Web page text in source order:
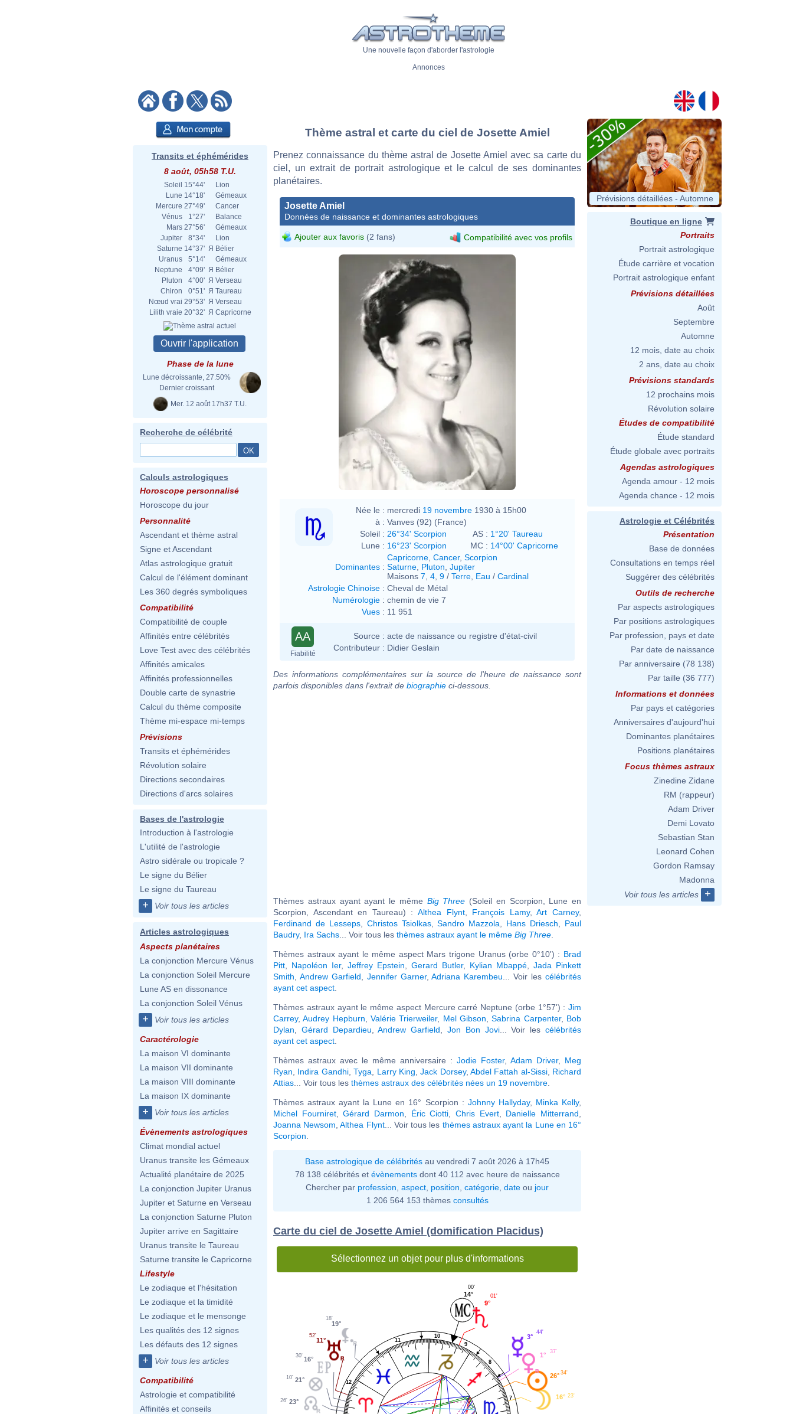
Une nouvelle façon d'aborder l'astrologie
Annonces
Transits et éphémérides
8 août, 05h58 T.U.
Soleil 15°44'
Lion
Lune 14°18'
Gémeaux
Mercure 27°49'
Cancer
Vénus
1°27'
Balance
Mars 27°56'
Gémeaux
Jupiter
8°34'
Lion
Saturne 14°37' Я Bélier
Uranus
5°14'
Gémeaux
Neptune
4°09' Я Bélier
Pluton
4°00' Я Verseau
Chiron
0°51' Я Taureau
Nœud vrai 29°53' Я Verseau
Lilith vraie 20°32' Я Capricorne
Phase de la lune
Lune décroissante, 27.50%
Dernier croissant
Mer. 12 août 17h37 T.U.
Recherche de célébrité
Calculs astrologiques
Horoscope personnalisé
Horoscope du jour
Personnalité
Ascendant et thème astral
Signe et Ascendant
Atlas astrologique gratuit
Calcul de l'élément dominant
Les 360 degrés symboliques
Compatibilité
Compatibilité de couple
Affinités entre célébrités
Love Test avec des célébrités
Affinités amicales
Affinités professionnelles
Double carte de synastrie
Calcul du thème composite
Thème mi-espace mi-temps
Prévisions
Transits et éphémérides
Révolution solaire
Directions secondaires
Directions d'arcs solaires
Bases de l'astrologie
Introduction à l'astrologie
L'utilité de l'astrologie
Astro sidérale ou tropicale ?
Le signe du Bélier
Le signe du Taureau
+ Voir tous les articles
Articles astrologiques
Aspects planétaires
La conjonction Mercure Vénus
La conjonction Soleil Mercure
Lune AS en dissonance
La conjonction Soleil Vénus
+ Voir tous les articles
Caractérologie
La maison VI dominante
La maison VII dominante
La maison VIII dominante
La maison IX dominante
+ Voir tous les articles
Évènements astrologiques
Climat mondial actuel
Uranus transite les Gémeaux
Actualité planétaire de 2025
La conjonction Jupiter Uranus
Jupiter et Saturne en Verseau
La conjonction Saturne Pluton
Jupiter arrive en Sagittaire
Uranus transite le Taureau
Saturne transite le Capricorne
Lifestyle
Le zodiaque et l'hésitation
Le zodiaque et la timidité
Le zodiaque et le mensonge
Les qualités des 12 signes
Les défauts des 12 signes
+ Voir tous les articles
Compatibilité
Astrologie et compatibilité
Affinités et conseils
Thème astral et carte du ciel de Josette Amiel
Prenez connaissance du thème astral de Josette Amiel avec sa carte du
ciel, un extrait de portrait astrologique et le calcul de ses dominantes
planétaires.
Josette Amiel
Données de naissance et dominantes astrologiques
Ajouter aux favoris (2 fans) Compatibilité avec vos profils
Née le : mercredi 19 novembre 1930 à 15h00
à : Vanves (92) (France)
Soleil : 26°34' Scorpion AS : 1°20' Taureau
Lune : 16°23' Scorpion MC : 14°00' Capricorne
Dominantes :
Capricorne Cancer, Scorpion
Saturne Pluton Jupiter
Maisons 7 4 9 / Terre Eau / Cardinal
Astrologie Chinoise : Cheval de Métal
Numérologie : chemin de vie 7
Vues : 11 951
AA
Fiabilité
Source : acte de naissance ou registre d'état-civil
Contributeur : Didier Geslain
Des informations complémentaires sur la source de l'heure de naissance sont
parfois disponibles dans l'extrait de biographie ci-dessous.
Thèmes astraux ayant ayant le même Big Three (Soleil en Scorpion, Lune en
Scorpion, Ascendant en Taureau) : Althea Flynt, François Lamy,Art Carney,
Ferdinand de Lesseps, Christos Tsiolkas,Sandro Mazzola Hans Driesch
Paul
Baudry, Ira Sachs ... Voir tous les thèmes astraux ayant le même Big Three
Thèmes astraux ayant le même aspect Mars trigone Uranus (orbe 0°10') : Brad
Pitt
Napoléon Ier, Jeffrey Epstein Gerard Butler, Kylian Mbappé
Jada Pinkett
Smith
Andrew Garfield Jennifer Garner,Adriana Karembeu ... Voir lescélébrités
ayant cet aspect
Thèmes astraux ayant le même aspect Mercure carré Neptune (orbe 1°57') : Jim
Carrey,Audrey Hepburn ,Valérie Trierweiler, Mel Gibson ,Sabrina Carpenter, Bob
Dylan
Gérard Depardieu ,Andrew Garfield ,Jon Bon Jovi... Voir lescélébrités
ayant cet aspect
Thèmes astraux avec le même anniversaire : Jodie Foster, Adam Driver, Meg
Ryan
Indira Gandhi,Tyga Larry King ,Jack Dorsey, Abdel Fattah al-Sissi, Richard
Attias ... Voir tous les thèmes astraux des célébrités nées un 19 novembre
Thèmes astraux ayant la Lune en 16° Scorpion : Johnny Hallyday, Minka Kelly,
Michel Fourniret,Gérard Darmon Éric Ciotti ,Chris Evert, Danielle Mitterrand
Joanna Newsom ,Althea Flynt... Voir tous les thèmes astraux ayant la Lune en 16°
Scorpion
Base astrologique de célébrités au vendredi 7 août 2026 à 17h45
78 138 célébrités et évènementsdont 40 112 avec heure de naissance
Chercher par profession aspect position catégorie date ou jour
1 206 564 153 thèmes consultés
Carte du ciel de Josette Amiel (domification Placidus)
Sélectionnez un objet pour plus d'informations
7
8
9
10
11
12
16° 23'
26° 34'
1°
37'
3°
44'
9°
01'
14°
00'
19°
18'
11°
52'
16°
30'
21°
10'
23°
26'
Prévisions détaillées - Automne
Boutique en ligne
Portraits
Portrait astrologique
Étude carrière et vocation
Portrait astrologique enfant
Prévisions détaillées
Août
Septembre
Automne
12 mois, date au choix
2 ans, date au choix
Prévisions standards
12 prochains mois
Révolution solaire
Études de compatibilité
Étude standard
Étude globale avec portraits
Agendas astrologiques
Agenda amour - 12 mois
Agenda chance - 12 mois
Astrologie et Célébrités
Présentation
Base de données
Consultations en temps réel
Suggérer des célébrités
Outils de recherche
Par aspects astrologiques
Par positions astrologiques
Par profession, pays et date
Par date de naissance
Par anniversaire (78 138)
Par taille (36 777)
Informations et données
Par pays et catégories
Anniversaires d'aujourd'hui
Dominantes planétaires
Positions planétaires
Focus thèmes astraux
Zinedine Zidane
RM (rappeur)
Adam Driver
Demi Lovato
Sebastian Stan
Leonard Cohen
Gordon Ramsay
Madonna
Voir tous les articles
+